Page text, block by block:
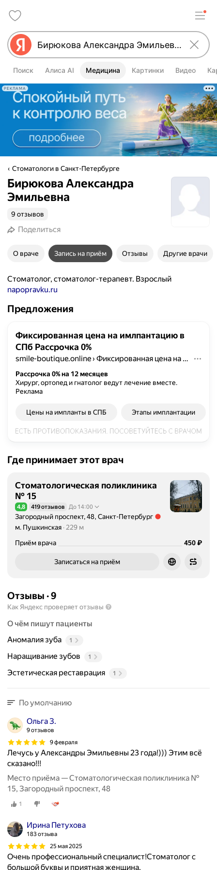
Поиск Алиса AI Медицина Картинки Видео
РЕКЛАМА
Стоматологи в Санкт-Петербурге
Бирюкова Александра
Эмильевна
9 отзывов
Поделиться
О враче Запись на приём Отзывы Другие врачи
Стоматолог, стоматолог-терапевт. Взрослый
napopravku.ru
Предложения
Фиксированная цена на имлпантацию в
СПб Рассрочка 0%
smile-boutique.online› Фиксированная цена на имлпантацию в СПб Рассрочка 0%
Рассрочка 0% на 12 месяцев
Хирург, ортопед и гнатолог ведут лечение вместе.
Реклама
Цены на импланты в СПБ Этапы имплантации
Где принимает этот врач
Стоматологическая поликлиника
№ 15
Рейтинг 4,8 из 5
4,8 419 отзывов До 14:00
Загородный проспект, 48, Санкт-Петербург
Метро м. Пушкинская Расстояние 229 м
м. Пушкинская
229 м
Приём врача
Цена
450₽
Записаться на приём
Отзывы ·9
Как Яндекс проверяет отзывы
О чём пишут пациенты
Аномалия зуба
1
Наращивание зубов 1
Эстетическая реставрация 1
По умолчанию
Ольга З.
9 отзывов
9 февраля
Лечусь у Александры Эмильевны 23 года!))) Этим всё
сказано!!!
Место приёма — Стоматологическая поликлиника №
15, Загородный проспект, 48
1
Ирина Петухова
183 отзыва
25 мая 2025
Очень профессиональный специалист!Стоматолог с
большой буквы и приятная женщина.